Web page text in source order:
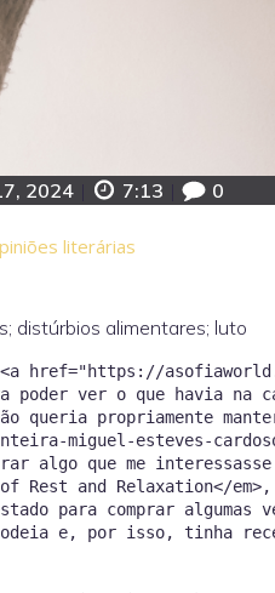
2024 7:13 0
literárias
distúrbios alimentares; luto
href="https://
poder ver o que havia na
propriamente
miguel-esteves-
algo que me
Rest and Relaxation</
para comprar algumas
e, por isso, tinha